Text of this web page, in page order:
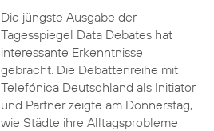
Die jüngste Ausgabe der
Tagesspiegel Data Debates hat
interessante Erkenntnisse
gebracht. Die Debattenreihe mit
Telefónica Deutschland als Initiator
und Partner zeigte am Donnerstag,
wie Städte ihre Alltagsprobleme